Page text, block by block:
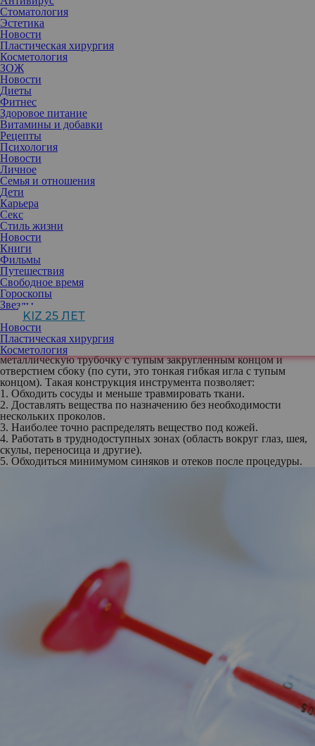
Стоматология
Эстетика
Новости
Пластическая хирургия
Косметология
ЗОЖ
Новости
Диеты
Фитнес
Здоровое питание
Витамины и добавки
Рецепты
Психология
Новости
Личное
Семья и отношения
Дети
Карьера
Секс
Стиль жизни
Новости
Книги
Фильмы
Путешествия
Свободное время
Гороскопы
Звезды
KIZ 25 ЛЕТ
Новости
Пластическая хирургия
Косметология
Казалось бы, чем еще можно сделать инъекцию, как не
шприцем. Но в эстетической медицине есть и другой
инструмент – канюля. Она представляет из себя тончайшую
металлическую трубочку с тупым закругленным концом и
отверстием сбоку (по сути, это тонкая гибкая игла с тупым
концом). Такая конструкция инструмента позволяет:
1. Обходить сосуды и меньше травмировать ткани.
2. Доставлять вещества по назначению без необходимости
нескольких проколов.
3. Наиболее точно распределять вещество под кожей.
4. Работать в труднодоступных зонах (область вокруг глаз, шея,
скулы, переносица и другие).
5. Обходиться минимумом синяков и отеков после процедуры.